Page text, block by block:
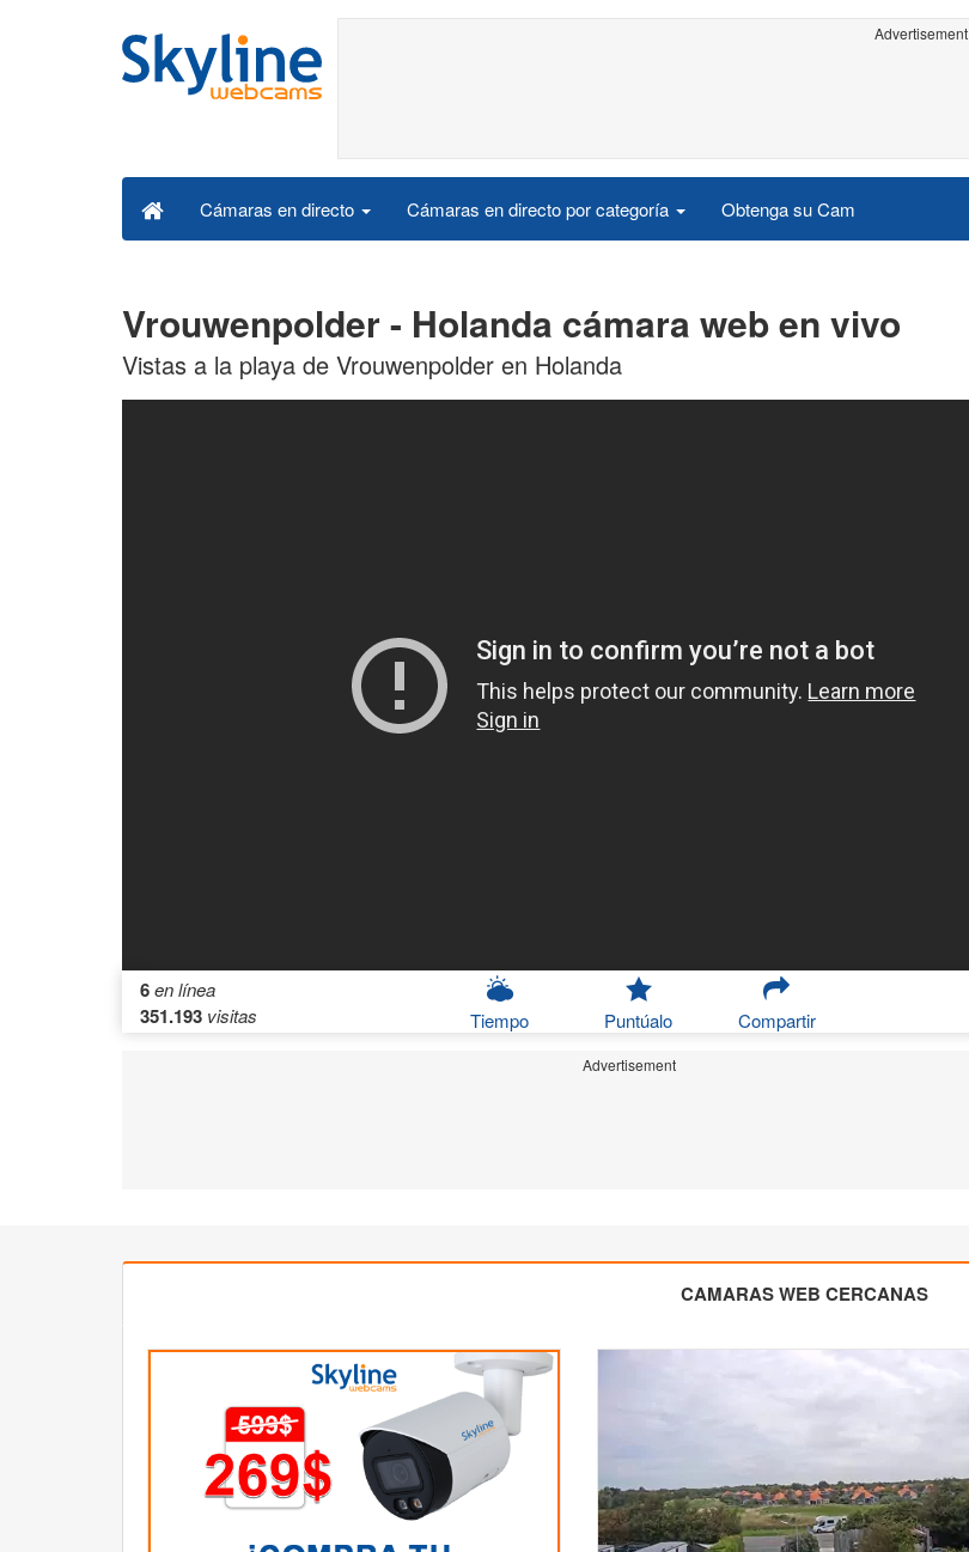
Advertisement
Cámaras en directo Cámaras en directo por categoría Obtenga su Cam
Vrouwenpolder - Holanda cámara web en vivo
Vistas a la playa de Vrouwenpolder en Holanda
6en línea
351.193 visitas Tiempo Puntúalo Compartir
Advertisement
CAMARAS WEB CERCANAS